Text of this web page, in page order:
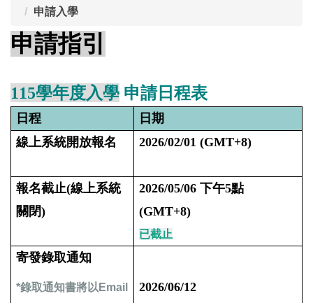
申請入學
申請指引
115學年度入學 申請日程表
日程
日期
線上系統開放報名
2026/02/01 (GMT+8)
報名截止(線上系統
關閉)
2026/05/06 下午5點
(GMT+8)
已截止
寄發錄取通知
*錄取通知書將以Email
2026/06/12